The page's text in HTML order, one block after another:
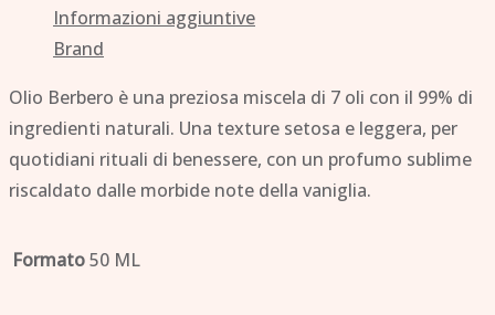
Informazioni aggiuntive
Brand
Olio Berbero è una preziosa miscela di 7 oli con il 99% di
ingredienti naturali. Una texture setosa e leggera, per
quotidiani rituali di benessere, con un profumo sublime
riscaldato dalle morbide note della vaniglia.
Formato50 ML